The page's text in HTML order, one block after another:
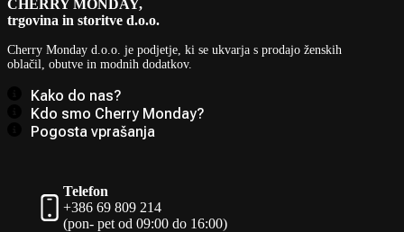
CHERRY MONDAY,
trgovina in storitve d.o.o.
Cherry Monday d.o.o. je podjetje, ki se ukvarja s prodajo ženskih
oblačil, obutve in modnih dodatkov.
Kako do nas?
Kdo smo Cherry Monday?
Pogosta vprašanja
Telefon
+386 69 809 214
(pon- pet od 09:00 do 16:00)